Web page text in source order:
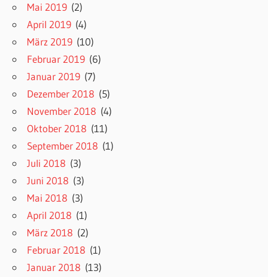
Mai 2019 (2)
April 2019 (4)
März 2019 (10)
Februar 2019 (6)
Januar 2019 (7)
Dezember 2018 (5)
November 2018 (4)
Oktober 2018 (11)
September 2018 (1)
Juli 2018 (3)
Juni 2018 (3)
Mai 2018 (3)
April 2018 (1)
März 2018 (2)
Februar 2018 (1)
Januar 2018 (13)